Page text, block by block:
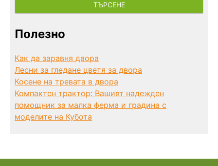
Полезно
Как да заравня двора
Лесни за гледане цветя за двора
Косене на тревата в двора
Компактен трактор: Вашият надежден
помощник за малка ферма и градина с
моделите на Кубота